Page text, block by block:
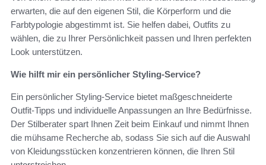
erwarten, die auf den eigenen Stil, die Körperform und die
Farbtypologie abgestimmt ist. Sie helfen dabei, Outfits zu
wählen, die zu Ihrer Persönlichkeit passen und Ihren perfekten
Look unterstützen.
Wie hilft mir ein persönlicher Styling-Service?
Ein persönlicher Styling-Service bietet maßgeschneiderte
Outfit-Tipps und individuelle Anpassungen an Ihre Bedürfnisse.
Der Stilberater spart Ihnen Zeit beim Einkauf und nimmt Ihnen
die mühsame Recherche ab, sodass Sie sich auf die Auswahl
von Kleidungsstücken konzentrieren können, die Ihren Stil